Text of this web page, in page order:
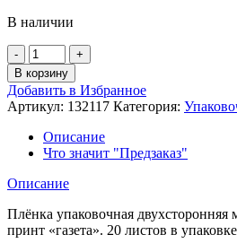
В наличии
Количество
товара
Пленка
упаковочная
база
в
ассортименте
листов132117
В корзину
Добавить в Избранное
Артикул: 132117 Категория:
Описание
Что значит "Предзаказ"
Описание
Плёнка упаковочная двухсторонняя
принт «газета». 20 листов в